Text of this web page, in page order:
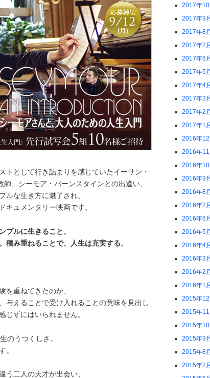
トとして行き詰まりを感じていたイーサン・
、シーモア・バーンスタインとの出逢い、
ルな生き方に魅了され、
キュメンタリー映画です。
プルに生きること、
積み重ねることで、人生は充実する。
を重ねてきたのか、
与えることで受け入れることの意味を見出し
じずにはいられません。
のうつくしさ。
。
う二人の天才が出会い、
2017年
2017年9
2017年8
2017年7
2017年6
2017年5
2017年4
2017年3
2017年2
2017年1
2016年
2016年
2016年
2016年9
2016年8
2016年7
2016年6
2016年5
2016年4
2016年3
2016年2
2016年1
2015年
2015年
2015年
2015年9
2015年8
2015年7